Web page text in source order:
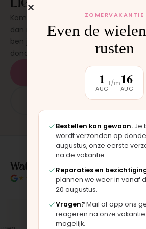
Kom langs in onze werkplaats in
dan monteren wij het onderdeel
ben je binnen 15 tot 20 minuten weer
donderdag en zaterdag, op afspraak.
Plan een afspraak
App: 06 - 2862 1330
Wat klanten over ons zeggen
★★★★★ 4.9/5 klantbeoordeling
★★★★★
ZOMERVAKANTIE
Even de
rusten
1
AUG
t/m16
AUG
Bestellen kan gewoon. Je
wordt verzonden op
augustus, onze eerste
na de vakantie.
Reparaties en
plannen we weer in vanaf
20 augustus.
Vragen?Mail of app ons
reageren na onze vakantie
mogelijk.